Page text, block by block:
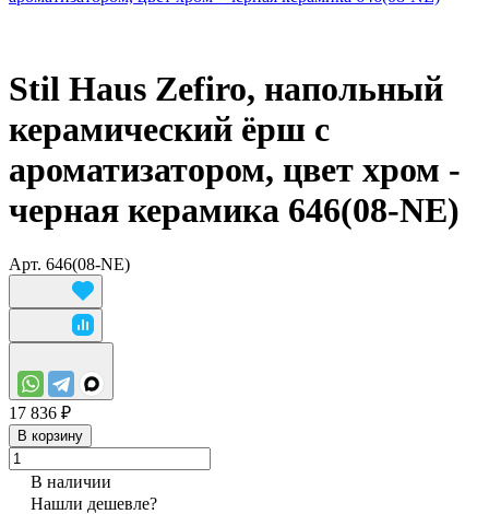
Stil Haus Zefiro, напольный
керамический ёрш с
ароматизатором, цвет хром -
черная керамика 646(08-NE)
Арт. 646(08-NE)
17 836 ₽
В корзину
В наличии
Нашли дешевле?